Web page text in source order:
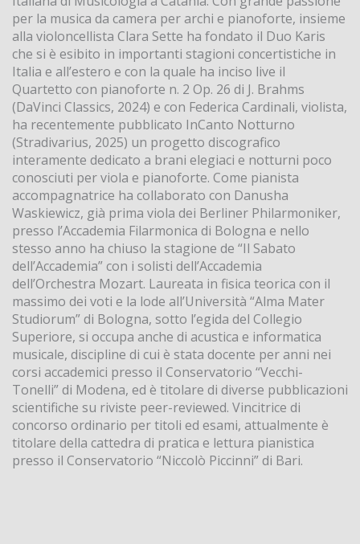
per la musica da camera per archi e pianoforte, insieme
alla violoncellista Clara Sette ha fondato il Duo Karis
che si è esibito in importanti stagioni concertistiche in
Italia e all’estero e con la quale ha inciso live il
Quartetto con pianoforte n. 2 Op. 26 di J. Brahms
(DaVinci Classics, 2024) e con Federica Cardinali, violista,
ha recentemente pubblicato InCanto Notturno
(Stradivarius, 2025) un progetto discografico
interamente dedicato a brani elegiaci e notturni poco
conosciuti per viola e pianoforte. Come pianista
accompagnatrice ha collaborato con Danusha
Waskiewicz, già prima viola dei Berliner Philarmoniker,
presso l’Accademia Filarmonica di Bologna e nello
stesso anno ha chiuso la stagione de “Il Sabato
dell’Accademia” con i solisti dell’Accademia
dell’Orchestra Mozart. Laureata in fisica teorica con il
massimo dei voti e la lode all’Università “Alma Mater
Studiorum” di Bologna, sotto l’egida del Collegio
Superiore, si occupa anche di acustica e informatica
musicale, discipline di cui è stata docente per anni nei
corsi accademici presso il Conservatorio “Vecchi-
Tonelli” di Modena, ed è titolare di diverse pubblicazioni
scientifiche su riviste peer-reviewed. Vincitrice di
concorso ordinario per titoli ed esami, attualmente è
titolare della cattedra di pratica e lettura pianistica
presso il Conservatorio “Niccolò Piccinni” di Bari.